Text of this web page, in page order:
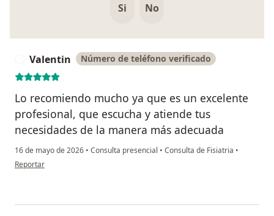
Si No
Valentin Número de teléfono verificado
Lo recomiendo mucho ya que es un excelente
profesional, que escucha y atiende tus
necesidades de la manera más adecuada
16 de mayo de 2026 • Consulta presencial • Consulta de Fisiatria •
en opinión del usuario Valentin
Reportar